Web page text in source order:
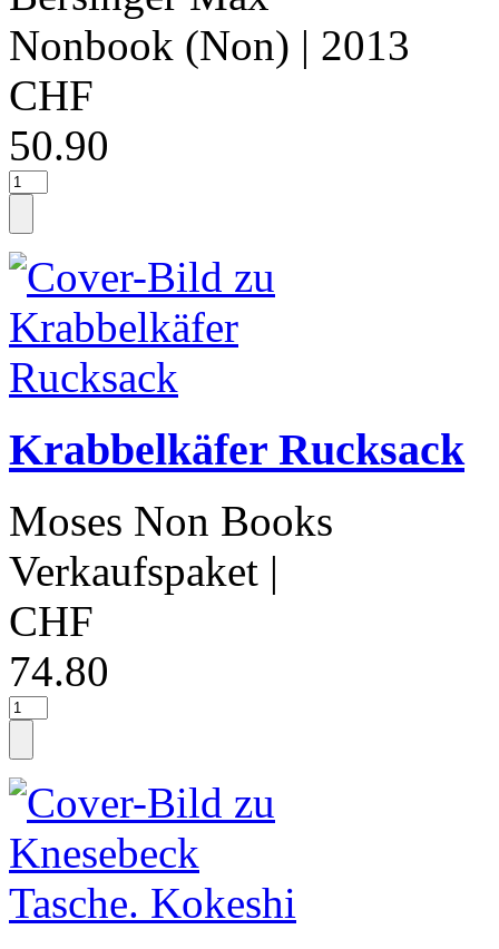
Nonbook (Non) | 2013
CHF
50.90
Krabbelkäfer Rucksack
Moses Non Books
Verkaufspaket |
CHF
74.80